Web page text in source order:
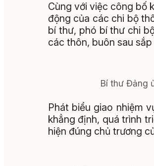
Cùng với việc công bố
động của các chi bộ
bí thư, phó bí thư chi
các thôn, buôn sau
Bí thư Đảng
Phát biểu giao nhiệm
khẳng định, quá trình
hiện đúng chủ trương